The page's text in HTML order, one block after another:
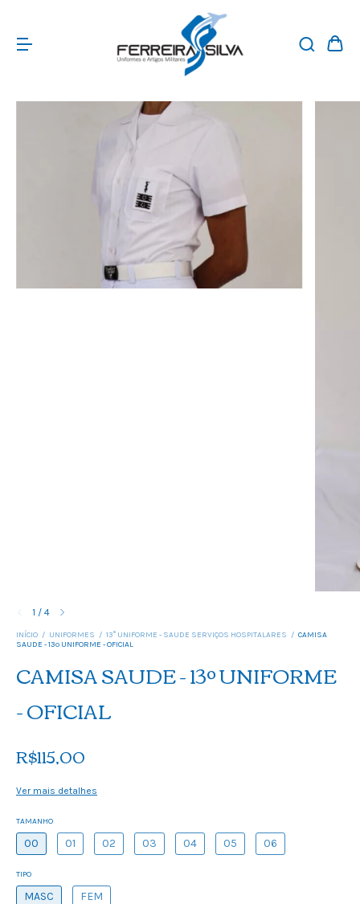
1 / 4
INÍCIO / UNIFORMES / 13° UNIFORME - SAUDE SERVIÇOS HOSPITALARES / CAMISA
SAUDE - 13º UNIFORME - OFICIAL
CAMISA SAUDE - 13º UNIFORME
- OFICIAL
R$115,00
Ver mais detalhes
TAMANHO
00 01 02 03 04 05 06
TIPO
MASC FEM